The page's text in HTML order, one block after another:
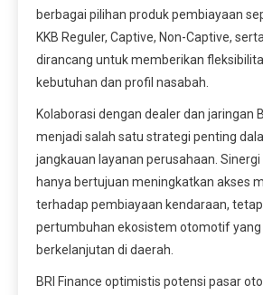
berbagai pilihan produk pembiayaan
KKB Reguler, Captive, Non-Captive,
dirancang untuk memberikan
kebutuhan dan profil nasabah.
Kolaborasi dengan dealer dan jaringan
menjadi salah satu strategi penting
jangkauan layanan perusahaan.
hanya bertujuan meningkatkan akses
terhadap pembiayaan kendaraan,
pertumbuhan ekosistem otomotif yang
berkelanjutan di daerah.
BRI Finance optimistis potensi pasar